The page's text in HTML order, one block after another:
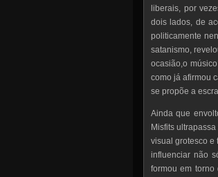
liberais, por
dois lados, de
politicamente
satanismo,
ocasião,o
como já afirmou
se propõe a
Ainda que
Misfits
visual grotesco e
influenciar não
formou em torno